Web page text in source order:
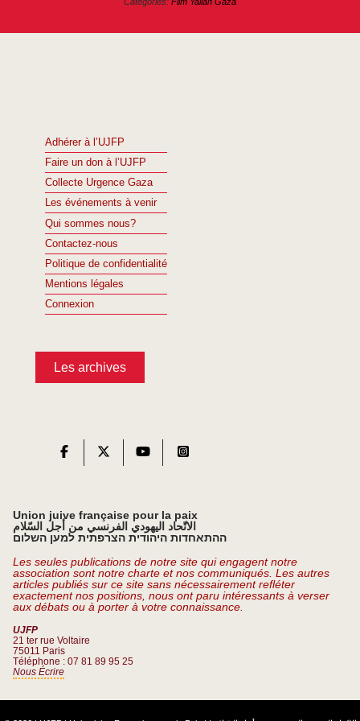
Adhérer à l’UJFP
Faire un don à l’UJFP
Collecte Urgence Gaza
Les événements à venir
Qui sommes nous?
Contactez-nous
Politique de confidentialité
Mentions légales
Connexion
Les archives
Union juive française pour la paix
الاتّحاد اليهودي الفرنسي من أجل السّلام
ההתאחדות היהודית הצרפתית למען השלום
Les seules publications de notre site qui engagent notre
association sont notre charte et nos communiqués. Les autres
articles publiés sur ce site sans nécessairement refléter
exactement nos positions, nous ont paru intéressants à verser
aux débats ou à porter à votre connaissance.
UJFP
21 ter rue Voltaire
75011 Paris
Téléphone : 07 81 89 95 25
Nous Écrire